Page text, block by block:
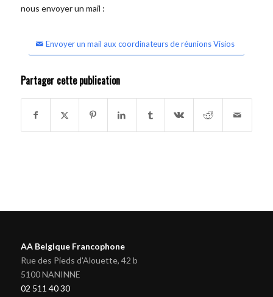
nous envoyer un mail :
Envoyer un mail aux coordinateurs de réunions Visios
Partager cette publication
AA Belgique Francophone
Rue des Pieds d'Alouette, 42 b
5100 NANINNE
02 511 40 30